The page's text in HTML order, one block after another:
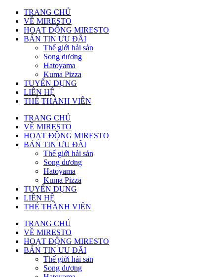
TRANG CHỦ
VỀ MIRESTO
HOẠT ĐỘNG MIRESTO
BẢN TIN ƯU ĐÃI
Thế giới hải sản
Song dương
Hatoyama
Kuma Pizza
TUYỂN DỤNG
LIÊN HỆ
THẺ THÀNH VIÊN
TRANG CHỦ
VỀ MIRESTO
HOẠT ĐỘNG MIRESTO
BẢN TIN ƯU ĐÃI
Thế giới hải sản
Song dương
Hatoyama
Kuma Pizza
TUYỂN DỤNG
LIÊN HỆ
THẺ THÀNH VIÊN
TRANG CHỦ
VỀ MIRESTO
HOẠT ĐỘNG MIRESTO
BẢN TIN ƯU ĐÃI
Thế giới hải sản
Song dương